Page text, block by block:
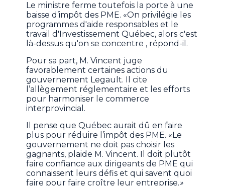
Le ministre ferme toutefois la porte à une
baisse d’impôt des PME. «On privilégie les
programmes d'aide responsables et le
travail d'Investissement Québec, alors c'est
là-dessus qu'on se concentre , répond-il.
Pour sa part, M. Vincent juge
favorablement certaines actions du
gouvernement Legault. Il cite
l’allègement réglementaire et les efforts
pour harmoniser le commerce
interprovincial.
Il pense que Québec aurait dû en faire
plus pour réduire l’impôt des PME. «Le
gouvernement ne doit pas choisir les
gagnants, plaide M. Vincent. Il doit plutôt
faire confiance aux dirigeants de PME qui
connaissent leurs défis et qui savent quoi
faire pour faire croître leur entreprise.»